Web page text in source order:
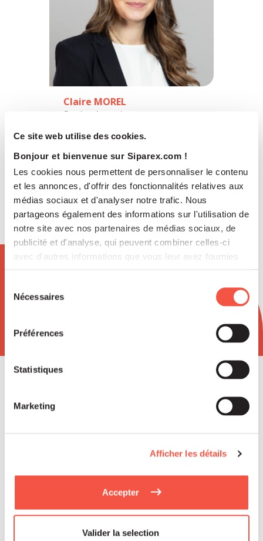
Ce site web utilise des cookies.
Bonjour et bienvenue sur Siparex.com !
Les cookies nous permettent de personnaliser le contenu
et les annonces, d'offrir des fonctionnalités relatives aux
médias sociaux et d'analyser notre trafic. Nous
partageons également des informations sur l'utilisation de
notre site avec nos partenaires de médias sociaux, de
publicité et d'analyse, qui peuvent combiner celles-ci
avec d'autres informations que vous leur avez fournies
Nécessaires
Préférences
Statistiques
Marketing
Afficher les détails
Accepter
Valider la selection
Claire MOREL
Senior Associate
Newsletter
Read